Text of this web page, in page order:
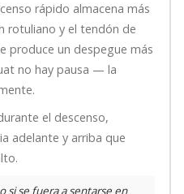
rápido almacena más
rotuliano y el tendón de
produce un despegue más
no hay pausa — la
el descenso,
adelante y arriba que
si se fuera a sentarse en